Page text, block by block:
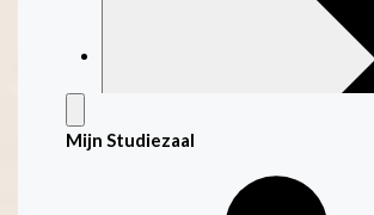
Mijn Studiezaal